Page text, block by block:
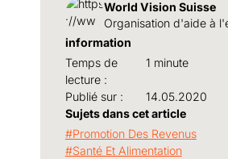
World Vision Suisse
Organisation d'aide à
information
Temps de
lecture :
1 minute
Publié sur :
14.05.2020
Sujets dans cet article
Promotion Des Revenus
Santé Et Alimentation